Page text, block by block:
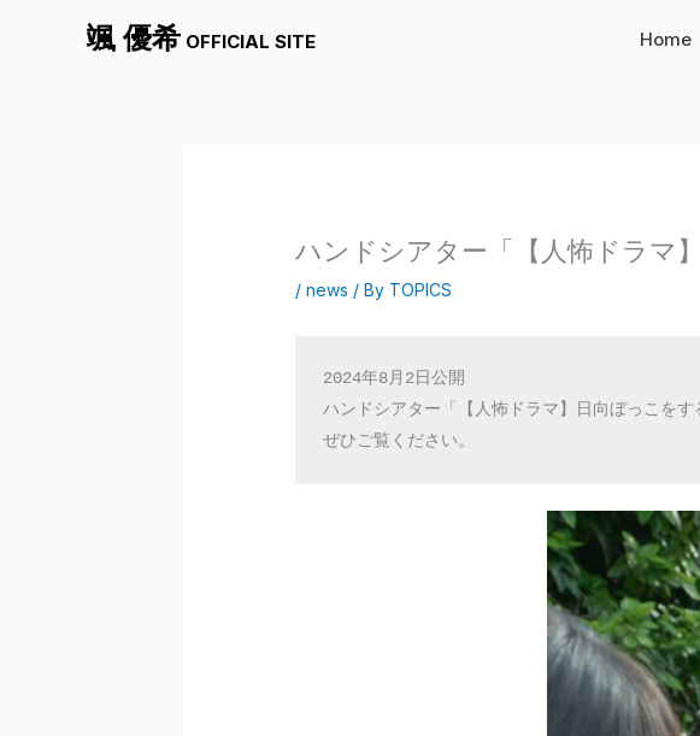
颯 優希 OFFICIAL SITE Home
ハンドシアター「【人怖ドラマ
/news / By TOPICS
2024年8月2日公開
ハンドシアター「【人怖ドラマ】日向ぼっこを
ぜひご覧ください。